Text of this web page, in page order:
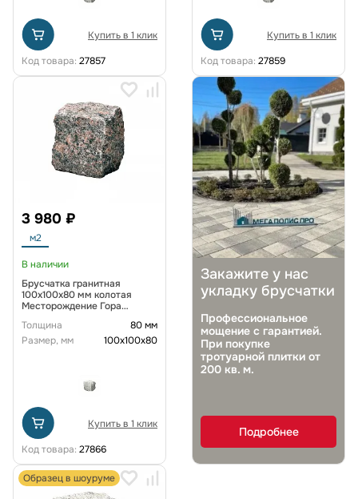
Купить в 1 клик
Код товара: 27857
Купить в 1 клик
Код товара: 27859
3 980 ₽
м2
В наличии
Брусчатка гранитная
100x100x80 мм колотая
Месторождение Гора
Толщина
80 мм
Размер, мм
100х100х80
Купить в 1 клик
Код товара: 27866
Закажите у нас
укладку брусчатки
Профессиональное
мощение с гарантией.
При покупке
тротуарной плитки от
200 кв. м.
Подробнее
Образец в шоуруме